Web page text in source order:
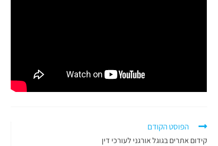
הפוסט הקודם
קידום אתרים בגוגל אורגני לעורכי דין